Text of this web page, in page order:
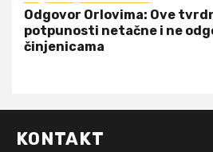
Odgovor Orlovima: ​Ove
potpunosti netačne i ne
činjenicama
KONTAKT